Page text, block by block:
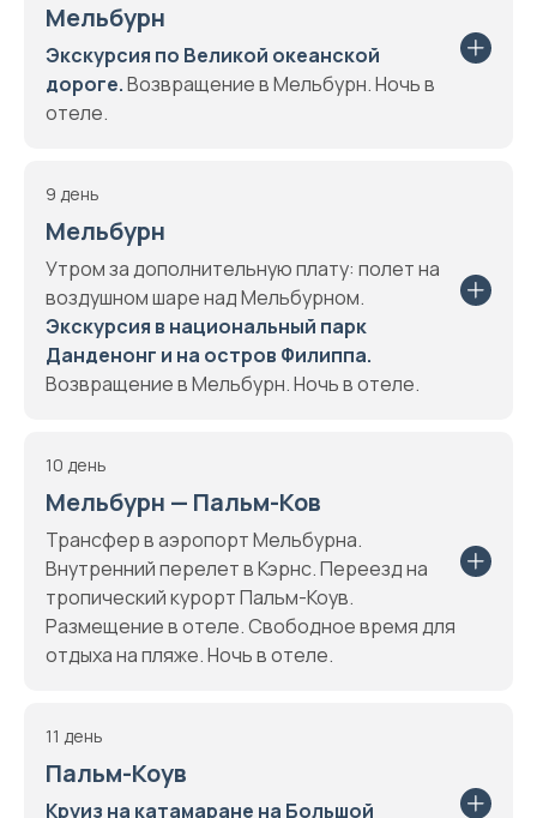
Мельбурн
Экскурсия по Великой океанской
дороге.Возвращение в Мельбурн. Ночь в
отеле.
9 день
Мельбурн
Утром за дополнительную плату: полет на
воздушном шаре над Мельбурном.
Экскурсия в национальный парк
Данденонг и на остров Филиппа.
Возвращение в Мельбурн. Ночь в отеле.
10 день
Мельбурн — Пальм-Ков
Трансфер в аэропорт Мельбурна.
Внутренний перелет в Кэрнс. Переезд на
тропический курорт Пальм-Коув.
Размещение в отеле. Свободное время для
отдыха на пляже. Ночь в отеле.
11 день
Пальм-Коув
Круиз на катамаране на Большой